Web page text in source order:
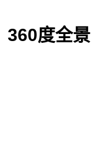
360度全景